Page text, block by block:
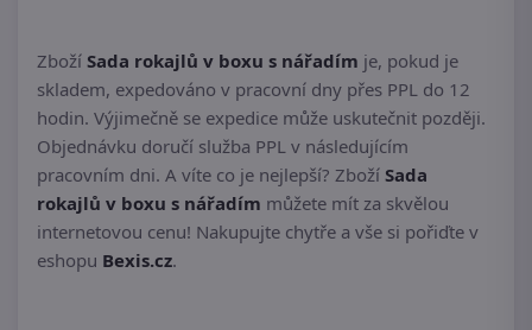
Zboží Sada rokajlů v boxu s nářadím je, pokud je
skladem, expedováno v pracovní dny přes PPL do 12
hodin. Výjimečně se expedice může uskutečnit později.
Objednávku doručí služba PPL v následujícím
pracovním dni. A víte co je nejlepší? Zboží Sada
rokajlů v boxu s nářadím můžete mít za skvělou
internetovou cenu! Nakupujte chytře a vše si pořiďte v
eshopu Bexis.cz.